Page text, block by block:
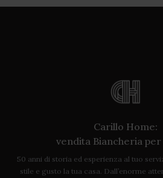
Carillo Home:
vendita Biancheria per
50 anni di storia ed esperienza al tuo
stile e gusto la tua casa. Dall’enorme